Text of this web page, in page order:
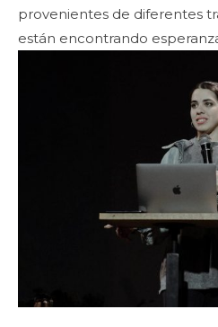
provenientes de diferentes
están encontrando